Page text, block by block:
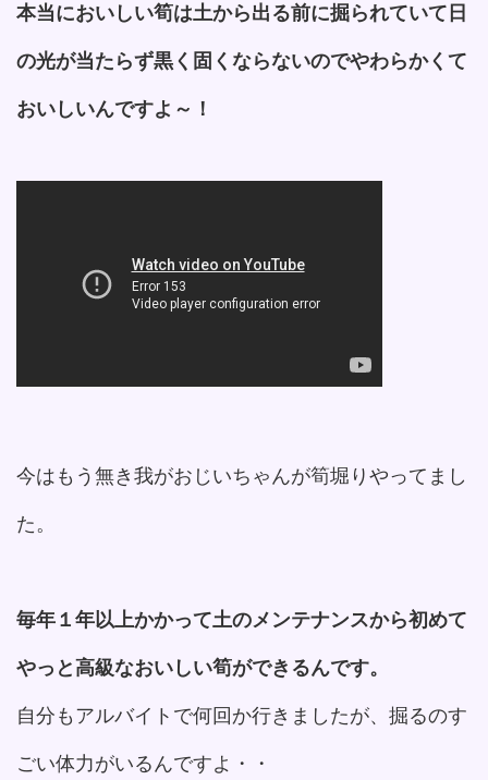
本当においしい筍は土から出る前に掘られていて日
の光が当たらず黒く固くならないのでやわらかくて
おいしいんですよ～！
今はもう無き我がおじいちゃんが筍堀りやってまし
た。
毎年１年以上かかって土のメンテナンスから初めて
やっと高級なおいしい筍ができるんです。
自分もアルバイトで何回か行きましたが、掘るのす
ごい体力がいるんですよ・・